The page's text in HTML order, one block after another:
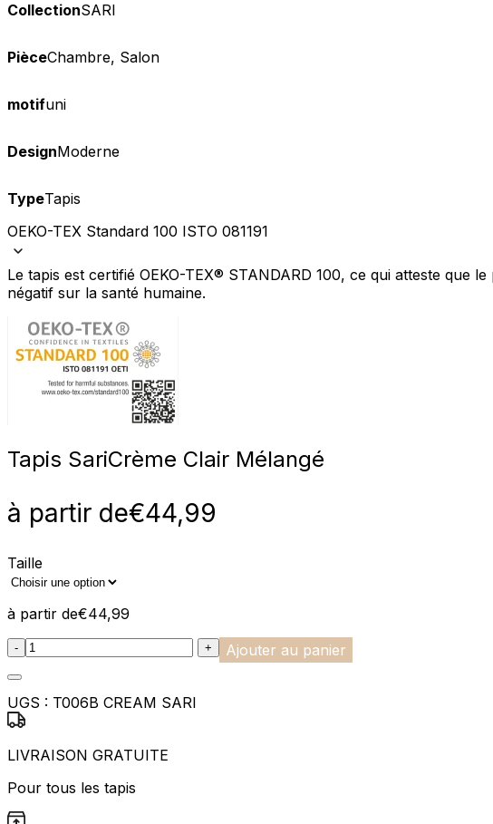
CollectionSARI
PièceChambre, Salon
motifuni
DesignModerne
TypeTapis
OEKO-TEX Standard 100 ISTO 081191
Le tapis est certifié OEKO-TEX® STANDARD 100, ce qui atteste
négatif sur la santé humaine.
Tapis SariCrème Clair Mélangé
à partir de€44,99
Taille
à partir de€44,99
:product_name quantity
- + Ajouter au panier
UGS : T006B CREAM SARI
LIVRAISON GRATUITE
Pour tous les tapis